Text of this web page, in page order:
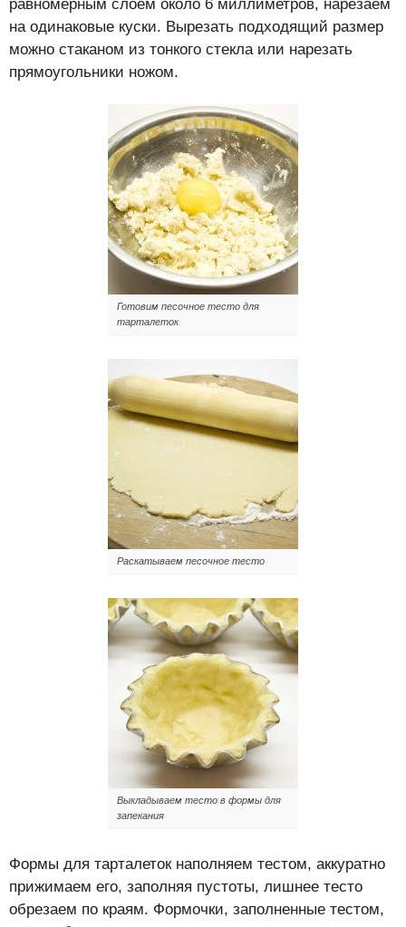
равномерным слоем около 6 миллиметров, нарезаем
на одинаковые куски. Вырезать подходящий размер
можно стаканом из тонкого стекла или нарезать
прямоугольники ножом.
Готовим песочное тесто для
тарталеток
Раскатываем песочное тесто
Выкладываем тесто в формы для
запекания
Формы для тарталеток наполняем тестом, аккуратно
прижимаем его, заполняя пустоты, лишнее тесто
обрезаем по краям. Формочки, заполненные тестом,